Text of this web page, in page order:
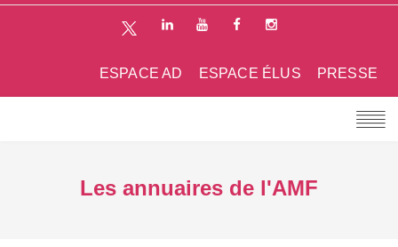
PRESSE
ESPACE ÉLUS
ESPACE AD
Les annuaires de l'AMF